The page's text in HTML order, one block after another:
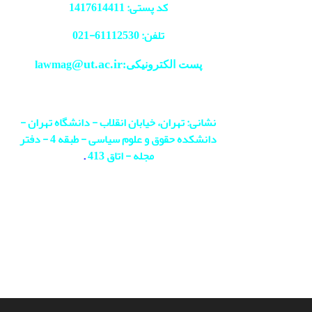
کد پستی: 1417614411
تلفن: 61112530-
021
پست الکترونیکی:lawmag@ut.ac.ir
نشانی: تهران، خیابان انقلاب - دانشگاه تهران -
دانشکده حقوق و علوم سیاسی - طبقه 4 - دفتر
مجله - اتاق 413
.